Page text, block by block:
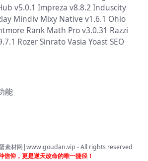
v5.0.1 Impreza v8.8.2 Induscity
Mindiv Mixy Native v1.6.1 Ohio
Rank Math Pro v3.0.31 Razzi
RozerSinratoVasia Yoast SEO
能
素材网|www.goudan.vip - All rights reserved
信仰，更是逆天改命的唯一捷径！